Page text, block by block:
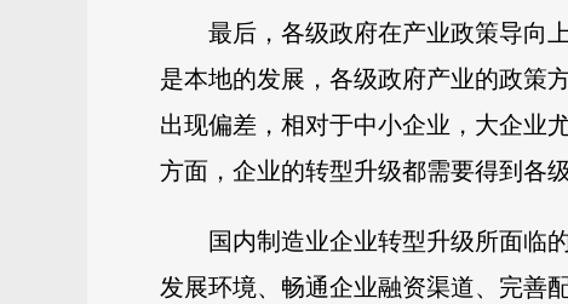
最后，各级政府在产业政策导向
是本地的发展，各级政府产业的政策
出现偏差，相对于中小企业，大企业
方面，企业的转型升级都需要得到各
国内制造业企业转型升级所面临
发展环境、畅通企业融资渠道、完善